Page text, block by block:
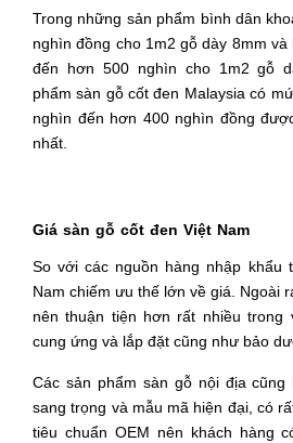
Trong những sản phẩm bình dân
nghìn đồng cho 1m2 gỗ dày 8mm
đến hơn 500 nghìn cho 1m2 gỗ
phẩm sàn gỗ cốt đen Malaysia có
nghìn đến hơn 400 nghìn đồng
nhất.
Giá sàn gỗ cốt đen Việt Nam
So với các nguồn hàng nhập khẩu
Nam chiếm ưu thế lớn về giá. Ngoài
nên thuận tiện hơn rất nhiều trong
cung ứng và lắp đặt cũng như bảo
Các sản phẩm sàn gỗ nội địa
sang trọng và mẫu mã hiện đại, có
tiêu chuẩn OEM nên khách hàng